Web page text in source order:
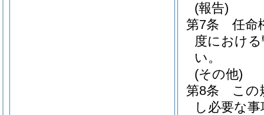
(報告)
第7条
任命
度におけ
い。
(その他)
第8条
この
し必要な